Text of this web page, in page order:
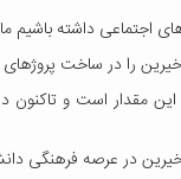
اجتماعی داشته باشیم
در عرصه فرهنگی